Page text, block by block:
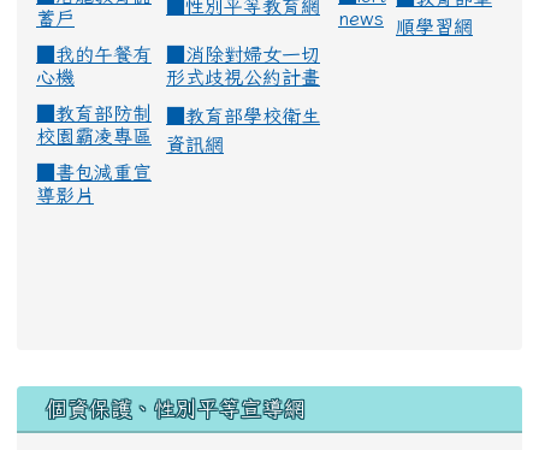
蓄戶
性別平等教育網
news
順學習網
我的午餐有
心機
消除對婦女一切
形式歧視公約計畫
教育部防制
校園霸凌專區
教育部學校衛生
資訊網
書包減重宣
導影片
個資保護、性別平等宣導網